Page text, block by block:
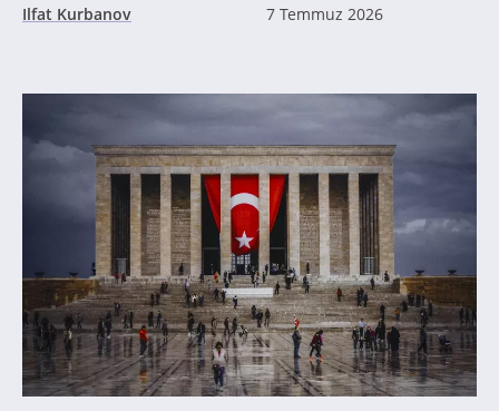
Ilfat Kurbanov 7 Temmuz 2026